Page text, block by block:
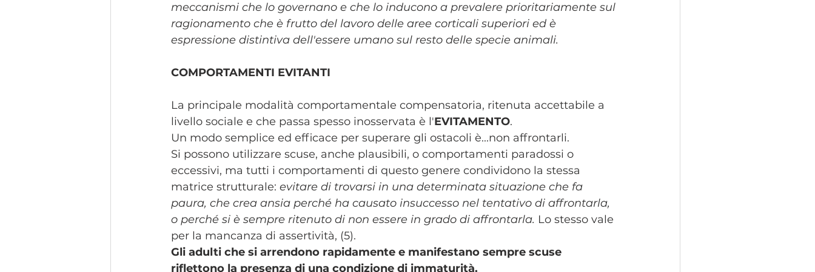
meccanismi che lo governano e che lo inducono a prevalere prioritariamente sul
ragionamento che è frutto del lavoro delle aree corticali superiori ed è
espressione distintiva dell'essere umano sul resto delle specie animali.
COMPORTAMENTI EVITANTI
La principale modalità comportamentale compensatoria, ritenuta accettabile a
livello sociale e che passa spesso inosservata è l'EVITAMENTO.
Un modo semplice ed efficace per superare gli ostacoli è...non affrontarli.
Si possono utilizzare scuse, anche plausibili, o comportamenti paradossi o
eccessivi, ma tutti i comportamenti di questo genere condividono la stessa
matrice strutturale: evitare di trovarsi in una determinata situazione che fa
paura, che crea ansia perché ha causato insuccesso nel tentativo di affrontarla,
o perché si è sempre ritenuto di non essere in grado di affrontarla. Lo stesso vale
per la mancanza di assertività, (5).
Gli adulti che si arrendono rapidamente e manifestano sempre scuse
riflettono la presenza di una condizione di immaturità.